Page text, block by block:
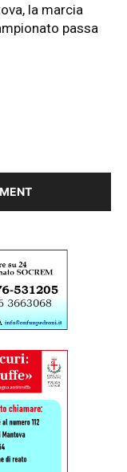
la marcia
passa